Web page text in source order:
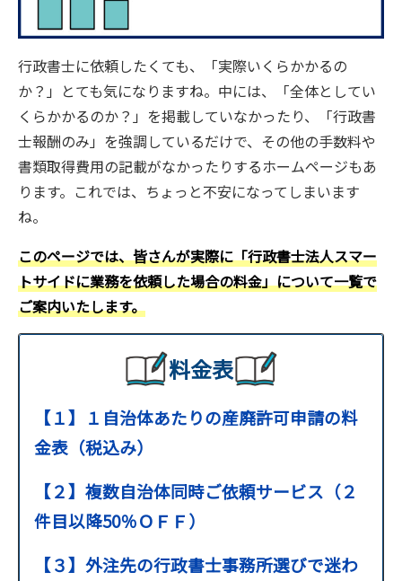
行政書士に依頼したくても、「実際いくらかかるの
か？」とても気になりますね。中には、「全体としてい
くらかかるのか？」を掲載していなかったり、「行政書
士報酬のみ」を強調しているだけで、その他の手数料や
書類取得費用の記載がなかったりするホームページもあ
ります。これでは、ちょっと不安になってしまいます
ね。
このページでは、皆さんが実際に「行政書士法人スマー
トサイドに業務を依頼した場合の料金」について一覧で
ご案内いたします。
料金表
【１】１自治体あたりの産廃許可申請の料
金表（税込み）
【２】複数自治体同時ご依頼サービス（２
件目以降50％ＯＦＦ）
【３】外注先の行政書士事務所選びで迷わ